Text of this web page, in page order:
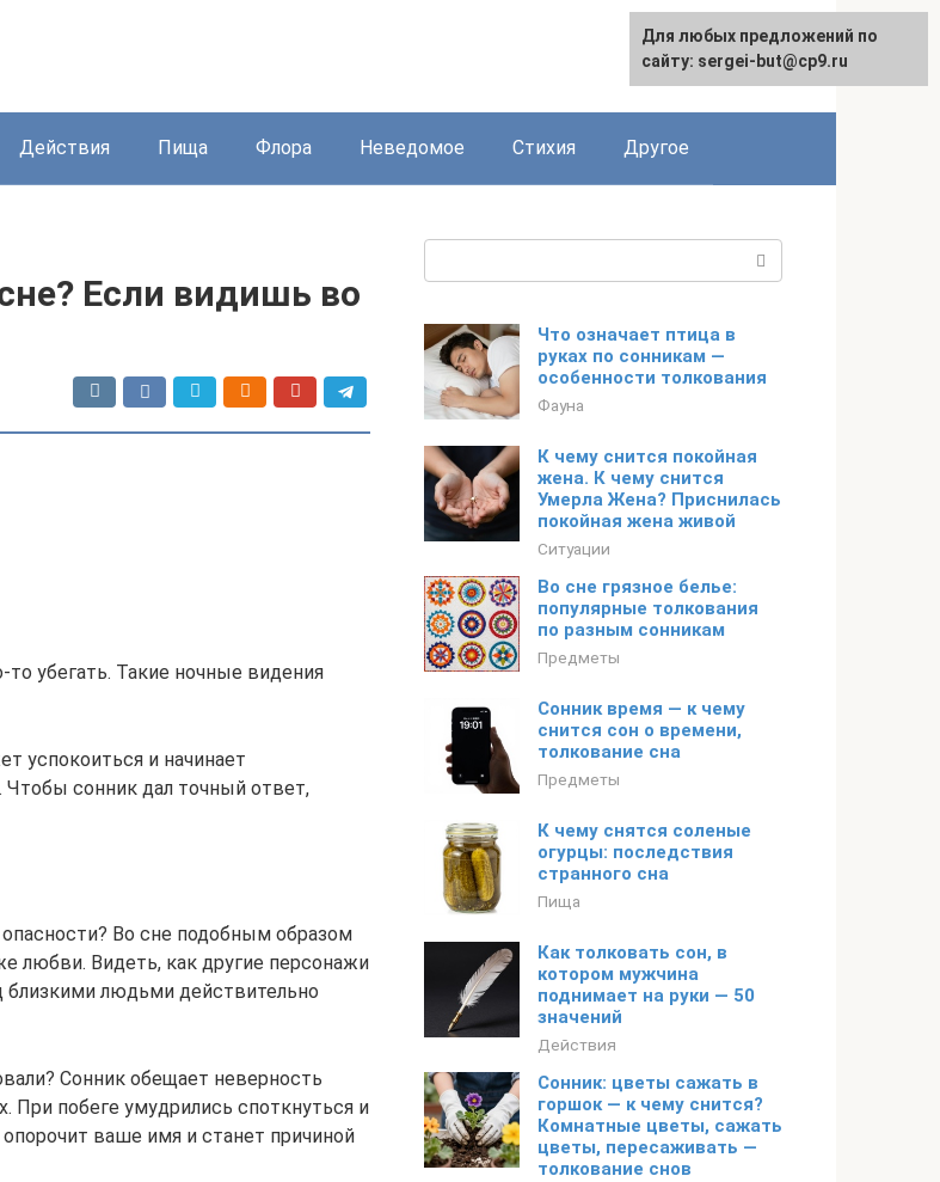
Действия Пища Флора Неведомое Стихия Другое
Если видишь во
то убегать. Такие ночные видения
успокоиться и начинает
сонник дал точный ответ,
Во сне подобным образом
любви. Видеть, как другие персонажи
близкими людьми действительно
Сонник обещает неверность
При побеге умудрились споткнуться и
ваше имя и станет причиной
Что означает птица в
руках по сонникам —
особенности толкования
Фауна
К чему снится покойная
жена. К чему снится
Умерла Жена? Приснилась
покойная жена живой
Ситуации
Во сне грязное белье:
популярные толкования
по разным сонникам
Предметы
Сонник время — к чему
снится сон о времени,
толкование сна
Предметы
К чему снятся соленые
огурцы: последствия
странного сна
Пища
Как толковать сон, в
котором мужчина
поднимает на руки — 50
значений
Действия
Сонник: цветы сажать в
горшок — к чему снится?
Комнатные цветы, сажать
цветы, пересаживать —
толкование снов
Для любых предложений по
сайту: sergei-but@cp9.ru